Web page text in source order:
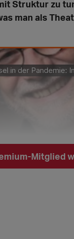
Struktur zu
man als
Mitglied